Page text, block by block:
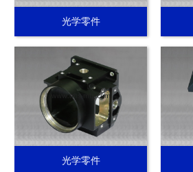
光学零件
光学零件